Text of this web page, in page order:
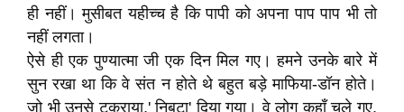
ही नहीं। मुसीबत यहीच्च है कि पापी को अपना पाप पाप भी तो
नहीं लगता।
ऐसे ही एक पुण्यात्मा जी एक दिन मिल गए। हमने उनके बारे में
सुन रखा था कि वे संत न होते थे बहुत बड़े माफिया-डॉन होते।
जो भी उनसे टकराया,' निबटा' दिया गया। वे लोग कहाँ चले गए,